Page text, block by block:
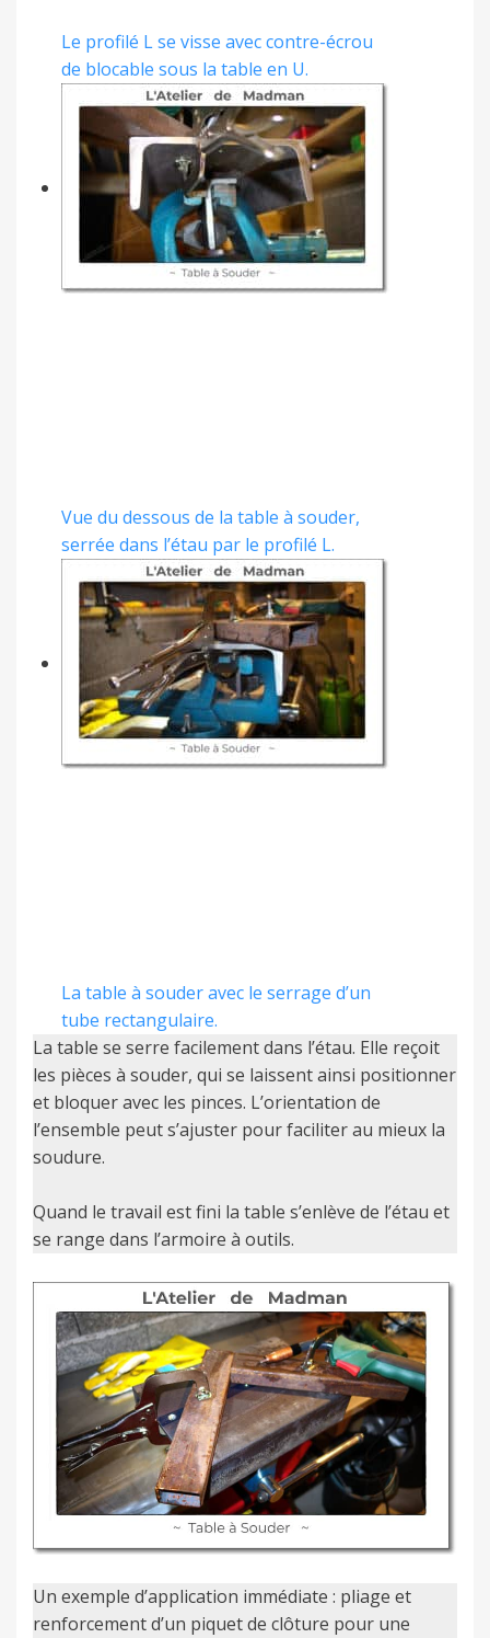
Le profilé L se visse avec contre-écrou
de blocable sous la table en U.
Vue du dessous de la table à souder,
serrée dans l’étau par le profilé L.
La table à souder avec le serrage d’un
tube rectangulaire.
La table se serre facilement dans l’étau. Elle reçoit
les pièces à souder, qui se laissent ainsi positionner
et bloquer avec les pinces. L’orientation de
l’ensemble peut s’ajuster pour faciliter au mieux la
soudure.
Quand le travail est fini la table s’enlève de l’étau et
se range dans l’armoire à outils.
Un exemple d’application immédiate : pliage et
renforcement d’un piquet de clôture pour une